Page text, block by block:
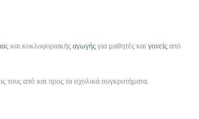
ς και κυκλοφοριακής αγωγής για μαθητές και γονείς από
τους από και προς τα σχολικά συγκροτήματα.